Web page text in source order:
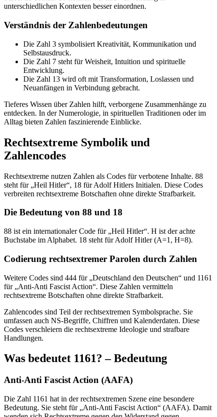
unterschiedlichen Kontexten besser einordnen.
Verständnis der Zahlenbedeutungen
Die Zahl 3 symbolisiert Kreativität, Kommunikation und
Selbstausdruck.
Die Zahl 7 steht für Weisheit, Intuition und spirituelle
Entwicklung.
Die Zahl 13 wird oft mit Transformation, Loslassen und
Neuanfängen in Verbindung gebracht.
Tieferes Wissen über Zahlen hilft, verborgene Zusammenhänge zu
entdecken. In der Numerologie, in spirituellen Traditionen oder im
Alltag bieten Zahlen faszinierende Einblicke.
Rechtsextreme Symbolik und
Zahlencodes
Rechtsextreme nutzen Zahlen als Codes für verbotene Inhalte. 88
steht für „Heil Hitler“, 18 für Adolf Hitlers Initialen. Diese Codes
verbreiten rechtsextreme Botschaften ohne direkte Strafbarkeit.
Die Bedeutung von 88 und 18
88 ist ein internationaler Code für „Heil Hitler“. H ist der achte
Buchstabe im Alphabet. 18 steht für Adolf Hitler (A=1, H=8).
Codierung rechtsextremer Parolen durch Zahlen
Weitere Codes sind 444 für „Deutschland den Deutschen“ und 1161
für „Anti-Anti Fascist Action“. Diese Zahlen vermitteln
rechtsextreme Botschaften ohne direkte Strafbarkeit.
Zahlencodes sind Teil der rechtsextremen Symbolsprache. Sie
umfassen auch NS-Begriffe, Chiffren und Kalenderdaten. Diese
Codes verschleiern die rechtsextreme Ideologie und strafbare
Handlungen.
Was bedeutet 1161? – Bedeutung
Anti-Anti Fascist Action (AAFA)
Die Zahl 1161 hat in der rechtsextremen Szene eine besondere
Bedeutung. Sie steht für „Anti-Anti Fascist Action“ (AAFA). Damit